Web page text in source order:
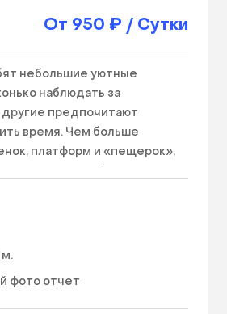
От 950 ₽ / Сутки
небольшие уютные
наблюдать за
предпочитают
время. Чем больше
платформ и «пещерок»,
особенности характера
Номер категории
просторный,
точно не будет скучно!
соединяющая два уровня
м.
фото отчет
в день